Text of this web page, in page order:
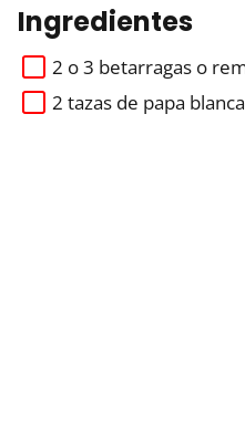
Ingredientes
2 o 3 betarragas o
2 tazas de papa